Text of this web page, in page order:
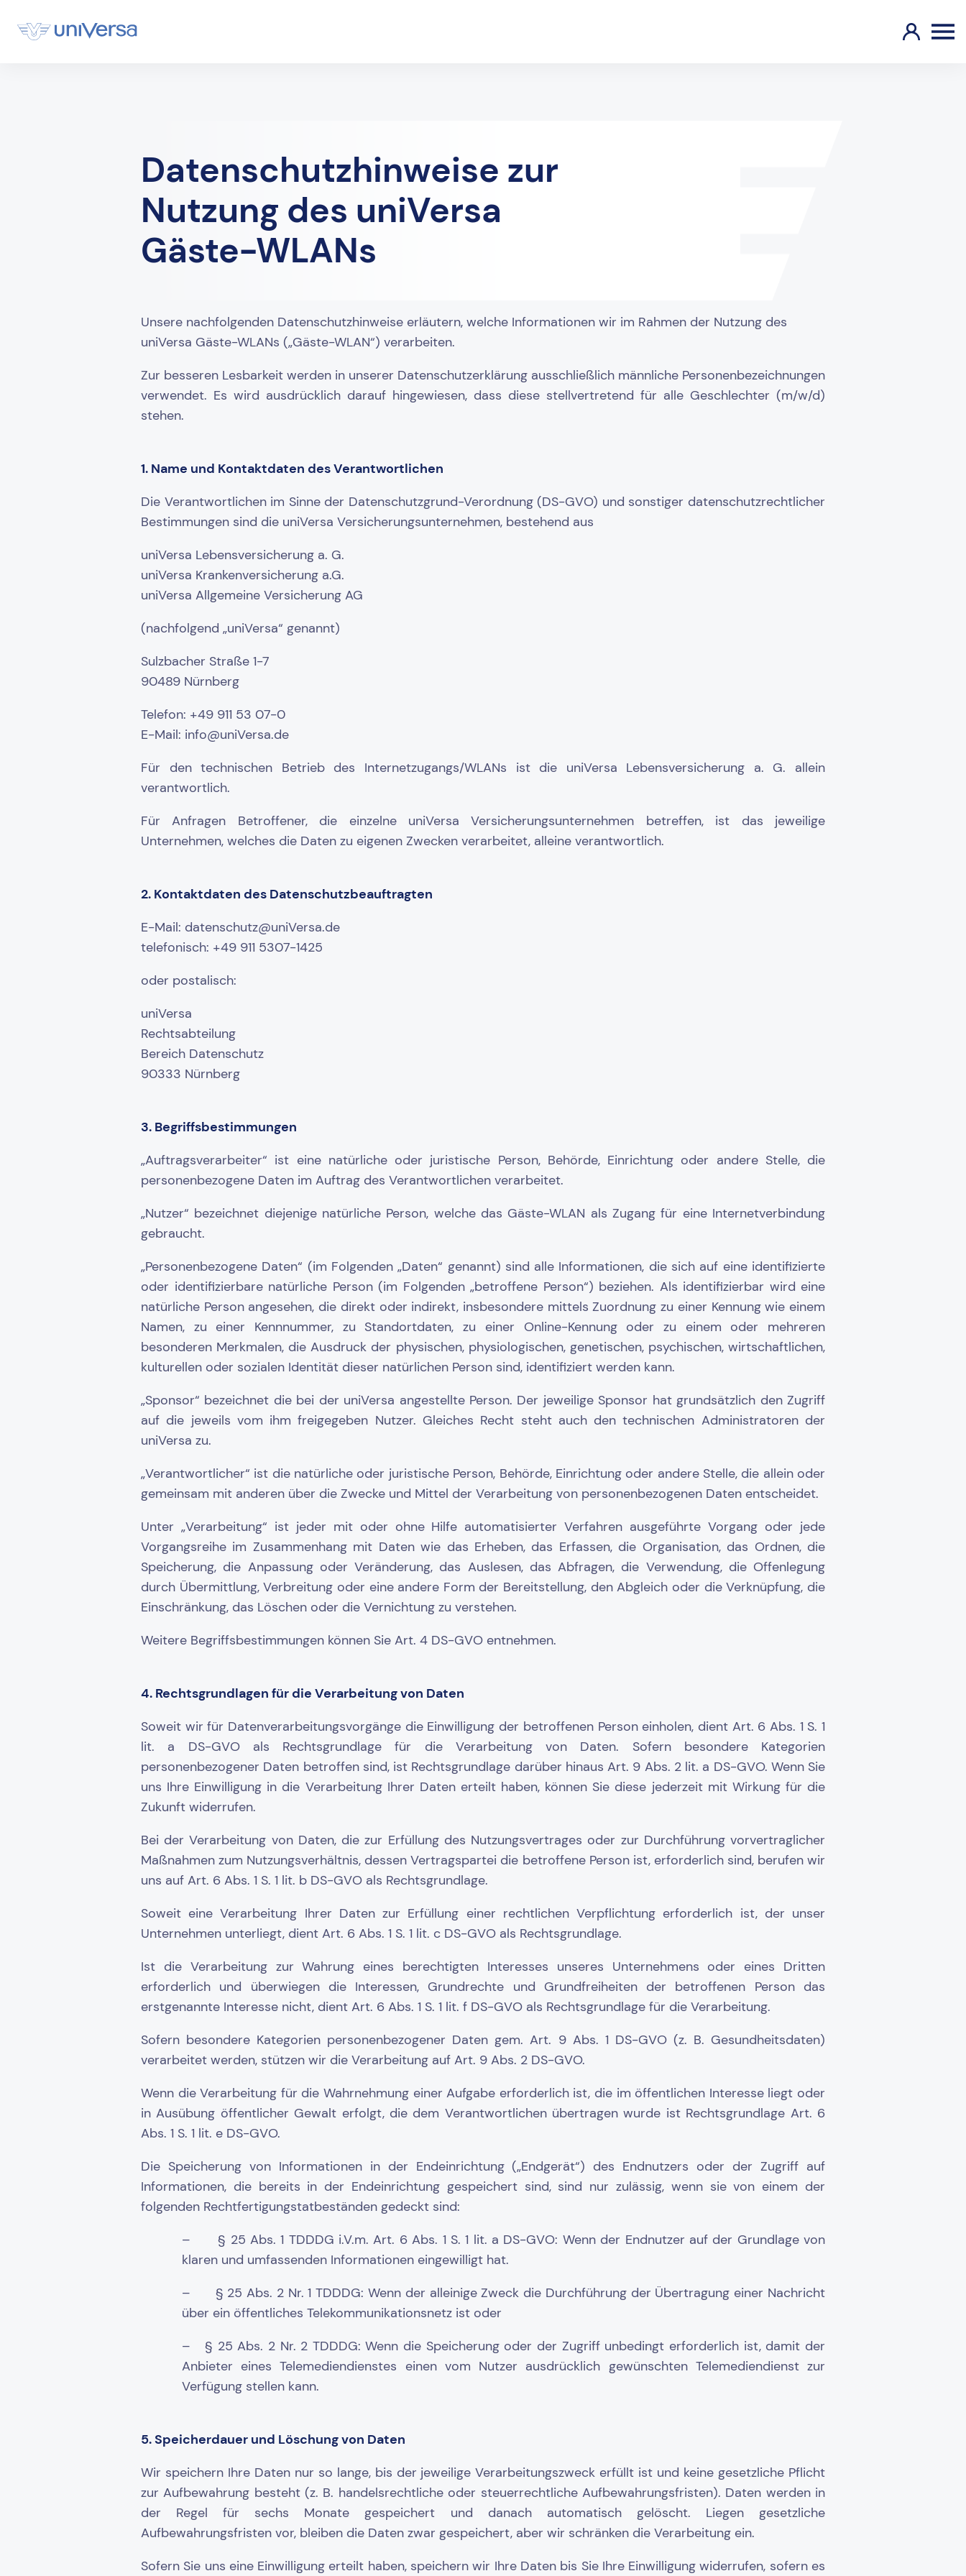
Datenschutzhinweise zur
Nutzung des uniVersa
Gäste-WLANs
Unsere nachfolgenden Datenschutzhinweise erläutern, welche Informationen wir im Rahmen der Nutzung des
uniVersa Gäste-WLANs („Gäste-WLAN“) verarbeiten.
Zur besseren Lesbarkeit werden in unserer Datenschutzerklärung ausschließlich männliche Personenbezeichnungen
verwendet. Es wird ausdrücklich darauf hingewiesen, dass diese stellvertretend für alle Geschlechter (m/w/d)
stehen.
1. Name und Kontaktdaten des Verantwortlichen
Die Verantwortlichen im Sinne der Datenschutzgrund-Verordnung (DS-GVO) und sonstiger datenschutzrechtlicher
Bestimmungen sind die uniVersa Versicherungsunternehmen, bestehend aus
uniVersa Lebensversicherung a. G.
uniVersa Krankenversicherung a.G.
uniVersa Allgemeine Versicherung AG
(nachfolgend „uniVersa“ genannt)
Sulzbacher Straße 1-7
90489 Nürnberg
Telefon: +49 911 53 07-0
E-Mail: info@uniVersa.de
Für den technischen Betrieb des Internetzugangs/WLANs ist die uniVersa Lebensversicherung a. G. allein
verantwortlich.
Für Anfragen Betroffener, die einzelne uniVersa Versicherungsunternehmen betreffen, ist das jeweilige
Unternehmen, welches die Daten zu eigenen Zwecken verarbeitet, alleine verantwortlich.
2. Kontaktdaten des Datenschutzbeauftragten
E-Mail: datenschutz@uniVersa.de
telefonisch: +49 911 5307-1425
oder postalisch:
uniVersa
Rechtsabteilung
Bereich Datenschutz
90333 Nürnberg
3. Begriffsbestimmungen
„Auftragsverarbeiter“ ist eine natürliche oder juristische Person, Behörde, Einrichtung oder andere Stelle, die
personenbezogene Daten im Auftrag des Verantwortlichen verarbeitet.
„Nutzer“ bezeichnet diejenige natürliche Person, welche das Gäste-WLAN als Zugang für eine Internetverbindung
gebraucht.
„Personenbezogene Daten“ (im Folgenden „Daten“ genannt) sind alle Informationen, die sich auf eine identifizierte
oder identifizierbare natürliche Person (im Folgenden „betroffene Person“) beziehen. Als identifizierbar wird eine
natürliche Person angesehen, die direkt oder indirekt, insbesondere mittels Zuordnung zu einer Kennung wie einem
Namen, zu einer Kennnummer, zu Standortdaten, zu einer Online-Kennung oder zu einem oder mehreren
besonderen Merkmalen, die Ausdruck der physischen, physiologischen, genetischen, psychischen, wirtschaftlichen,
kulturellen oder sozialen Identität dieser natürlichen Person sind, identifiziert werden kann.
„Sponsor“ bezeichnet die bei der uniVersa angestellte Person. Der jeweilige Sponsor hat grundsätzlich den Zugriff
auf die jeweils vom ihm freigegeben Nutzer. Gleiches Recht steht auch den technischen Administratoren der
uniVersa zu.
„Verantwortlicher“ ist die natürliche oder juristische Person, Behörde, Einrichtung oder andere Stelle, die allein oder
gemeinsam mit anderen über die Zwecke und Mittel der Verarbeitung von personenbezogenen Daten entscheidet.
Unter „Verarbeitung“ ist jeder mit oder ohne Hilfe automatisierter Verfahren ausgeführte Vorgang oder jede
Vorgangsreihe im Zusammenhang mit Daten wie das Erheben, das Erfassen, die Organisation, das Ordnen, die
Speicherung, die Anpassung oder Veränderung, das Auslesen, das Abfragen, die Verwendung, die Offenlegung
durch Übermittlung, Verbreitung oder eine andere Form der Bereitstellung, den Abgleich oder die Verknüpfung, die
Einschränkung, das Löschen oder die Vernichtung zu verstehen.
Weitere Begriffsbestimmungen können Sie Art. 4 DS-GVO entnehmen.
4. Rechtsgrundlagen für die Verarbeitung von Daten
Soweit wir für Datenverarbeitungsvorgänge die Einwilligung der betroffenen Person einholen, dient Art. 6 Abs. 1 S. 1
lit. a DS-GVO als Rechtsgrundlage für die Verarbeitung von Daten. Sofern besondere Kategorien
personenbezogener Daten betroffen sind, ist Rechtsgrundlage darüber hinaus Art. 9 Abs. 2 lit. a DS-GVO. Wenn Sie
uns Ihre Einwilligung in die Verarbeitung Ihrer Daten erteilt haben, können Sie diese jederzeit mit Wirkung für die
Zukunft widerrufen.
Bei der Verarbeitung von Daten, die zur Erfüllung des Nutzungsvertrages oder zur Durchführung vorvertraglicher
Maßnahmen zum Nutzungsverhältnis, dessen Vertragspartei die betroffene Person ist, erforderlich sind, berufen wir
uns auf Art. 6 Abs. 1 S. 1 lit. b DS-GVO als Rechtsgrundlage.
Soweit eine Verarbeitung Ihrer Daten zur Erfüllung einer rechtlichen Verpflichtung erforderlich ist, der unser
Unternehmen unterliegt, dient Art. 6 Abs. 1 S. 1 lit. c DS-GVO als Rechtsgrundlage.
Ist die Verarbeitung zur Wahrung eines berechtigten Interesses unseres Unternehmens oder eines Dritten
erforderlich und überwiegen die Interessen, Grundrechte und Grundfreiheiten der betroffenen Person das
erstgenannte Interesse nicht, dient Art. 6 Abs. 1 S. 1 lit. f DS-GVO als Rechtsgrundlage für die Verarbeitung.
Sofern besondere Kategorien personenbezogener Daten gem. Art. 9 Abs. 1 DS-GVO (z. B. Gesundheitsdaten)
verarbeitet werden, stützen wir die Verarbeitung auf Art. 9 Abs. 2 DS-GVO.
Wenn die Verarbeitung für die Wahrnehmung einer Aufgabe erforderlich ist, die im öffentlichen Interesse liegt oder
in Ausübung öffentlicher Gewalt erfolgt, die dem Verantwortlichen übertragen wurde ist Rechtsgrundlage Art. 6
Abs. 1 S. 1 lit. e DS-GVO.
Die Speicherung von Informationen in der Endeinrichtung („Endgerät“) des Endnutzers oder der Zugriff auf
Informationen, die bereits in der Endeinrichtung gespeichert sind, sind nur zulässig, wenn sie von einem der
folgenden Rechtfertigungstatbeständen gedeckt sind:
– § 25 Abs. 1 TDDDG i.V.m. Art. 6 Abs. 1 S. 1 lit. a DS-GVO: Wenn der Endnutzer auf der Grundlage von
klaren und umfassenden Informationen eingewilligt hat.
– § 25 Abs. 2 Nr. 1 TDDDG: Wenn der alleinige Zweck die Durchführung der Übertragung einer Nachricht
über ein öffentliches Telekommunikationsnetz ist oder
– § 25 Abs. 2 Nr. 2 TDDDG: Wenn die Speicherung oder der Zugriff unbedingt erforderlich ist, damit der
Anbieter eines Telemediendienstes einen vom Nutzer ausdrücklich gewünschten Telemediendienst zur
Verfügung stellen kann.
5. Speicherdauer und Löschung von Daten
Wir speichern Ihre Daten nur so lange, bis der jeweilige Verarbeitungszweck erfüllt ist und keine gesetzliche Pflicht
zur Aufbewahrung besteht (z. B. handelsrechtliche oder steuerrechtliche Aufbewahrungsfristen). Daten werden in
der Regel für sechs Monate gespeichert und danach automatisch gelöscht. Liegen gesetzliche
Aufbewahrungsfristen vor, bleiben die Daten zwar gespeichert, aber wir schränken die Verarbeitung ein.
Sofern Sie uns eine Einwilligung erteilt haben, speichern wir Ihre Daten bis Sie Ihre Einwilligung widerrufen, sofern es